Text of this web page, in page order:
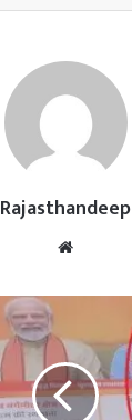
Rajasthandeep